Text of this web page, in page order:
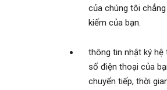
của chúng tôi
kiếm của bạn.
thông tin nhật ký
số điện thoại của
chuyển tiếp, thời